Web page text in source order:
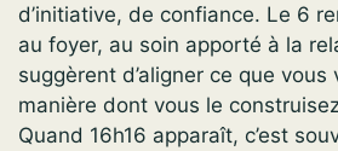
d’initiative, de confiance. Le 6
au foyer, au soin apporté à la
suggèrent d’aligner ce que vous
manière dont vous le
Quand 16h16 apparaît, c’est